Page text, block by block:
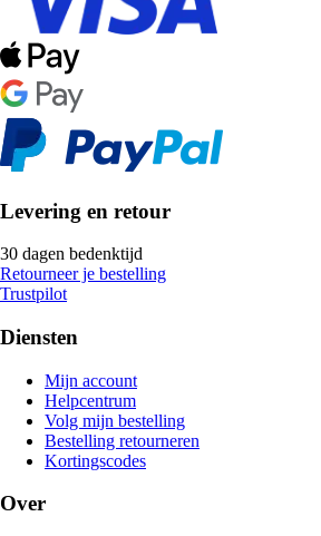
Levering en retour
30 dagen bedenktijd
Retourneer je bestelling
Trustpilot
Diensten
Mijn account
Helpcentrum
Volg mijn bestelling
Bestelling retourneren
Kortingscodes
Over